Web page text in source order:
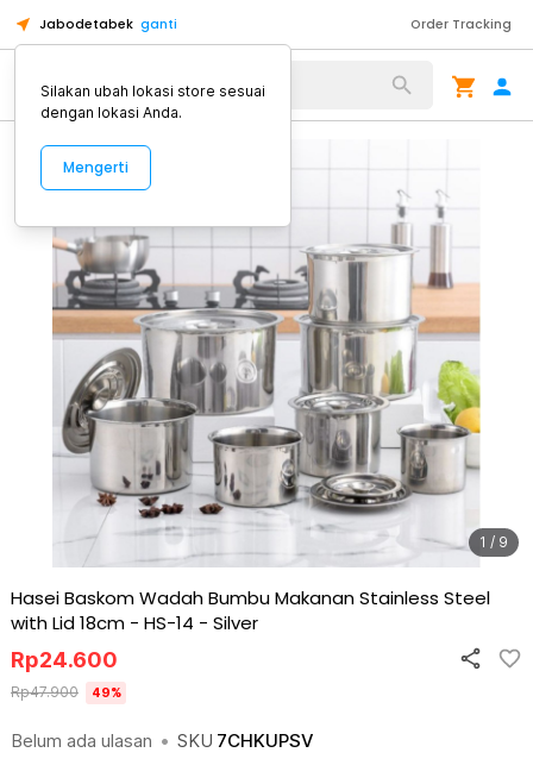
Jabodetabek ganti Order Tracking
Alat Kopi
1 / 9
Hasei Baskom Wadah Bumbu Makanan Stainless Steel
with Lid 18cm - HS-14 - Silver
Belum ada ulasan • SKU 7CHKUPSV
Rp24.600
Rp47.900 49%
Silakan ubah lokasi store sesuai
dengan lokasi Anda.
Mengerti